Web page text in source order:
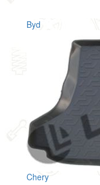
Byd
Chery